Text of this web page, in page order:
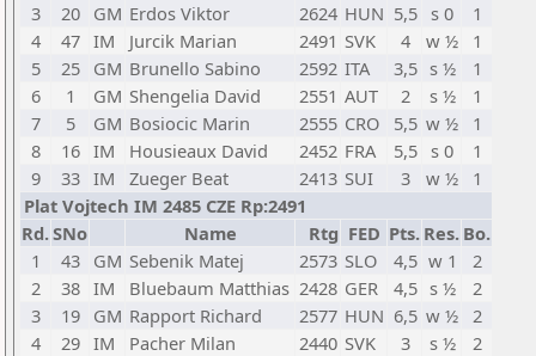
3
20 GM Erdos Viktor 2624 HUN 5,5 s 0
1
4
47 IM Jurcik Marian 2491 SVK 4 w ½
1
5
25 GM Brunello Sabino 2592 ITA 3,5 s ½
1
6
1 GM Shengelia David 2551 AUT 2 s ½
1
7
5 GM Bosiocic Marin 2555 CRO 5,5 w ½
1
8
16 IM Housieaux David 2452 FRA 5,5 s 0
1
9
33 IM Zueger Beat 2413 SUI 3 w ½
1
Plat Vojtech IM 2485 CZE Rp:2491
Rd.SNo Name Rtg FED Pts. Res. Bo.
1
43 GM Sebenik Matej 2573 SLO 4,5 w 1
2
2
38 IM Bluebaum Matthias 2428 GER 4,5 s ½
2
3
19 GM Rapport Richard 2577 HUN 6,5 w ½ 2
4
29 IM Pacher Milan 2440 SVK 3 s ½
2